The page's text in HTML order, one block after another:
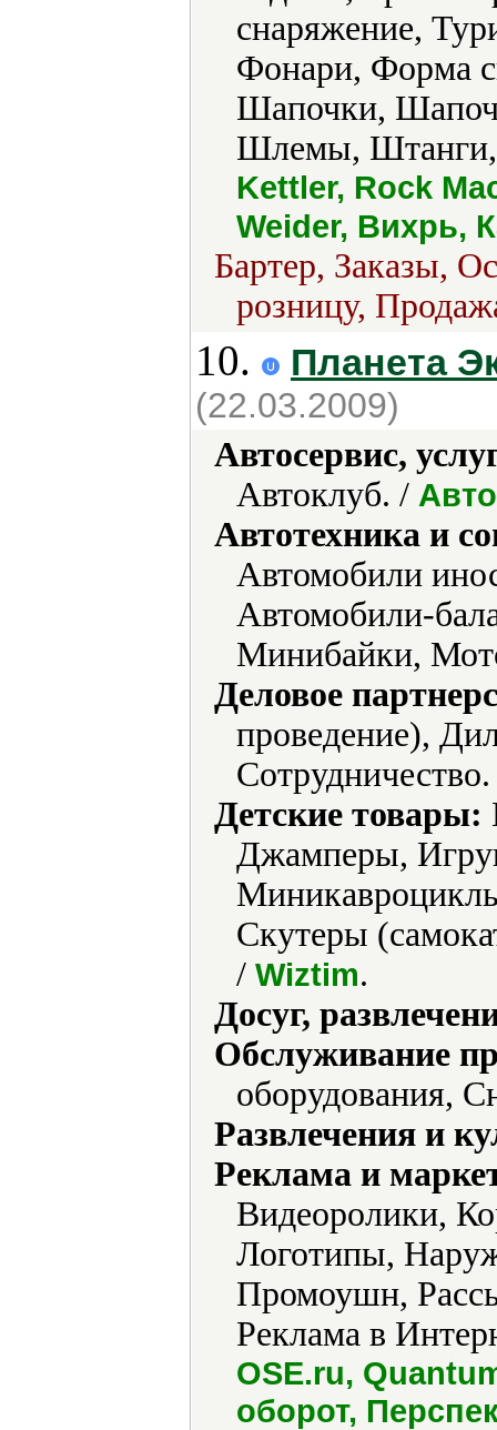
снаряжение,
Фонари, Форма
Шапочки,
Шлемы, Штанги,
Kettler, Rock
Weider, Вихрь,
Бартер, Заказы,
розницу,
10. Планета
(22.03.2009)
Автосервис,
Автоклуб. /
Автотехника и
Автомобили
Автомобили-
Минибайки,
Деловое
проведение),
Сотрудничество.
Детские товары:
Джамперы,
Скутеры
/ Wiztim.
Досуг,
Обслуживание
оборудования,
Развлечения и
Реклама и
Видеоролики,
Логотипы,
Промоушн,
Реклама в
OSE.ru,
оборот,